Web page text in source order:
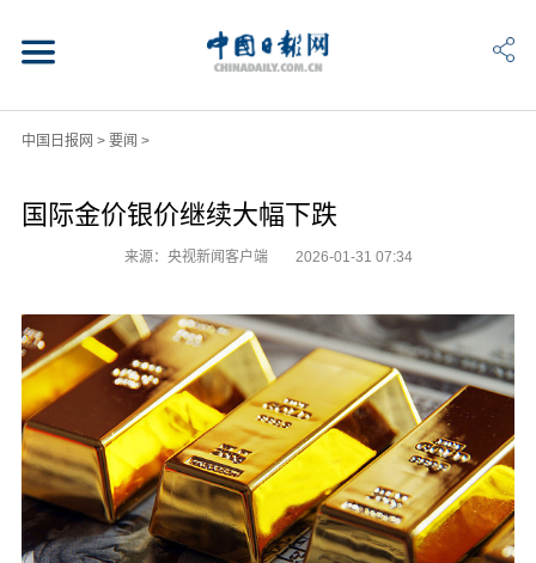
中国日报网 > 要闻 >
国际金价银价继续大幅下跌
来源：央视新闻客户端 2026-01-31 07:34